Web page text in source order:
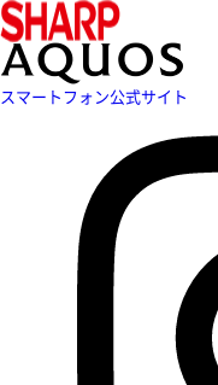
スマートフォン公式サイト